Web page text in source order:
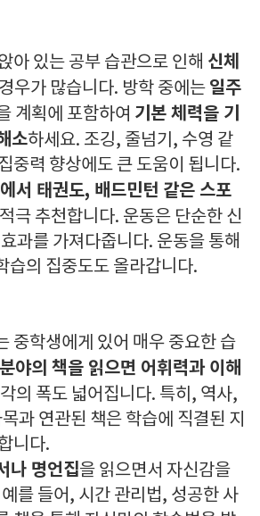
아 있는 공부 습관으로 인해 신체
우가 많습니다. 방학 중에는 일주
계획에 포함하여 기본 체력을 기
소하세요. 조깅, 줄넘기, 수영 같
중력 향상에도 큰 도움이 됩니다.
서 태권도, 배드민턴 같은 스포
극 추천합니다. 운동은 단순한 신
과를 가져다줍니다. 운동을 통해
습의 집중도도 올라갑니다.
중학생에게 있어 매우 중요한 습
야의 책을 읽으면 어휘력과 이해
의 폭도 넓어집니다. 특히, 역사,
과 연관된 책은 학습에 직결된 지
니다.
나 명언집을 읽으면서 자신감을
를 들어, 시간 관리법, 성공한 사